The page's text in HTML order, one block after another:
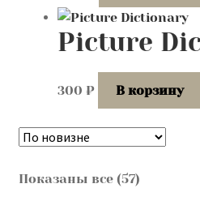
Picture
300 ₽ В корзину
Показаны все (57)